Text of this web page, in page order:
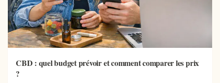
CBD : quel budget prévoir et comment comparer les prix
?